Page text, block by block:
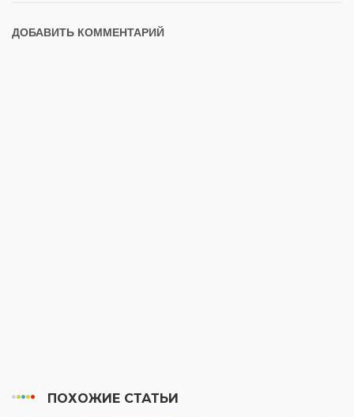
ДОБАВИТЬ КОММЕНТАРИЙ
ПОХОЖИЕ СТАТЬИ